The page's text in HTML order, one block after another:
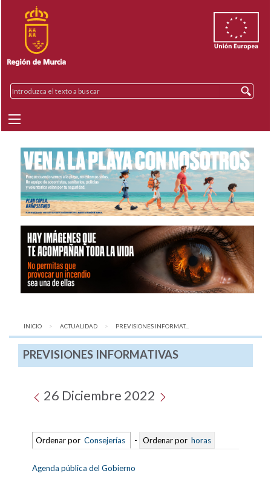
INICIO ACTUALIDAD AQUÍ:
PREVISIONES INFORMAT...
PREVISIONES INFORMATIVAS
26 Diciembre 2022
Ordenar por Consejerías - Ordenar por horas
Agenda pública del Gobierno